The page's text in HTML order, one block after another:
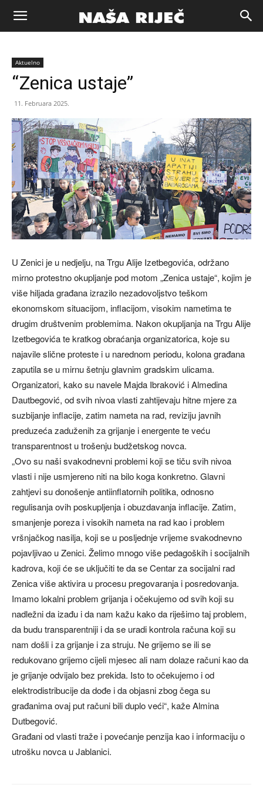
Naša
riječ
Zenica
Aktuelno
“Zenica ustaje”
11. Februara 2025.
U Zenici je u nedjelju, na Trgu Alije Izetbegovića, održano
mirno protestno okupljanje pod motom „Zenica ustaje“, kojim je
više hiljada građana izrazilo nezadovoljstvo teškom
ekonomskom situacijom, inflacijom, visokim nametima te
drugim društvenim problemima. Nakon okupljanja na Trgu Alije
Izetbegovića te kratkog obraćanja organizatorica, koje su
najavile slične proteste i u narednom periodu, kolona građana
zaputila se u mirnu šetnju glavnim gradskim ulicama.
Organizatori, kako su navele Majda Ibraković i Almedina
Dautbegović, od svih nivoa vlasti zahtijevaju hitne mjere za
suzbijanje inflacije, zatim nameta na rad, reviziju javnih
preduzeća zaduženih za grijanje i energente te veću
transparentnost u trošenju budžetskog novca.
„Ovo su naši svakodnevni problemi koji se tiču svih nivoa
vlasti i nije usmjereno niti na bilo koga konkretno. Glavni
zahtjevi su donošenje antiinflatornih politika, odnosno
regulisanja ovih poskupljenja i obuzdavanja inflacije. Zatim,
smanjenje poreza i visokih nameta na rad kao i problem
vršnjačkog nasilja, koji se u posljednje vrijeme svakodnevno
pojavljivao u Zenici. Želimo mnogo više pedagoških i socijalnih
kadrova, koji će se uključiti te da se Centar za socijalni rad
Zenica više aktivira u procesu pregovaranja i posredovanja.
Imamo lokalni problem grijanja i očekujemo od svih koji su
nadležni da izađu i da nam kažu kako da riješimo taj problem,
da budu transparentniji i da se uradi kontrola računa koji su
nam došli i za grijanje i za struju. Ne grijemo se ili se
redukovano grijemo cijeli mjesec ali nam dolaze računi kao da
je grijanje odvijalo bez prekida. Isto to očekujemo i od
elektrodistribucije da dođe i da objasni zbog čega su
građanima ovaj put računi bili duplo veći“, kaže Almina
Dutbegović.
Građani od vlasti traže i povećanje penzija kao i informaciju o
utrošku novca u Jablanici.